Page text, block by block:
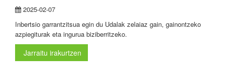
2025-02-07
Inbertsio garrantzitsua egin du Udalak zelaiaz gain, gainontzeko
azpiegiturak eta ingurua biziberritzeko.
Jarraitu irakurtzen